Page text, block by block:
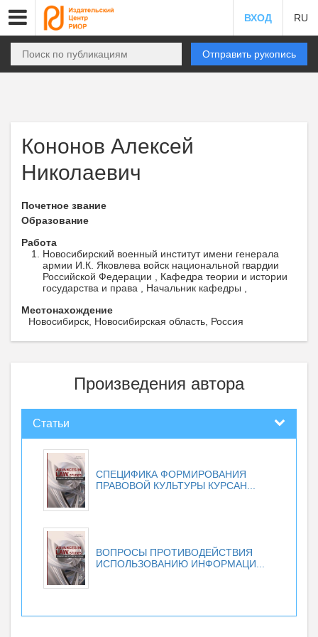
ВХОД RU
Отправить рукопись
Кононов Алексей
Николаевич
Почетное звание
Образование
Работа
Новосибирский военный институт имени генерала
армии И.К. Яковлева войск национальной гвардии
Российской Федерации , Кафедра теории и истории
государства и права , Начальник кафедры ,
Местонахождение
Новосибирск, Новосибирская область, Россия
Произведения автора
Статьи
СПЕЦИФИКА ФОРМИРОВАНИЯ
ПРАВОВОЙ КУЛЬТУРЫ КУРСАН...
ВОПРОСЫ ПРОТИВОДЕЙСТВИЯ
ИСПОЛЬЗОВАНИЮ ИНФОРМАЦИ...